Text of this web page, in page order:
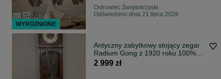
Ostrowiec Świętokrzyski
Odświeżono dnia 21 lipca 2026
Antyczny zabytkowy stojący zegar
Radium Gong z 1920 roku 100%
sprawny
2 999 zł
WYRÓŻNIONE